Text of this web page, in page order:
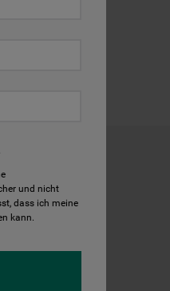
Kontakt
und nicht
dass ich meine
kann.